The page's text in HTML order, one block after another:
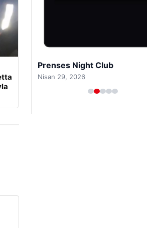
Prenses Night Club
Nisan 29, 2026